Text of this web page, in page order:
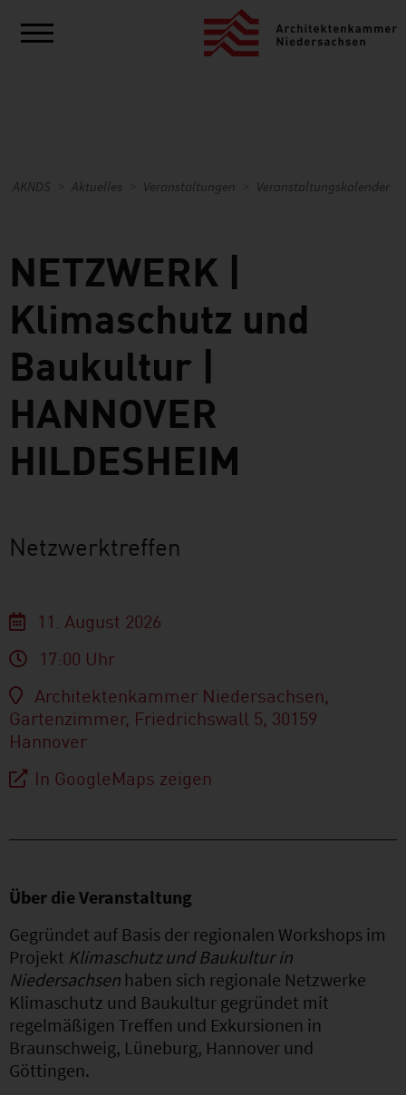
AKNDS Aktuelles Veranstaltungen Veranstaltungskalender
NETZWERK |
Klimaschutz und
Baukultur |
HANNOVER
HILDESHEIM
Netzwerktreffen
11. August 2026
17:00 Uhr
Architektenkammer Niedersachsen,
Gartenzimmer, Friedrichswall 5, 30159
Hannover
In GoogleMaps zeigen
Über die Veranstaltung
Gegründet auf Basis der regionalen Workshops im
Projekt Klimaschutz und Baukultur in
Niedersachsen haben sich regionale Netzwerke
Klimaschutz und Baukultur gegründet mit
regelmäßigen Treffen und Exkursionen in
Braunschweig, Lüneburg, Hannover und
Göttingen.